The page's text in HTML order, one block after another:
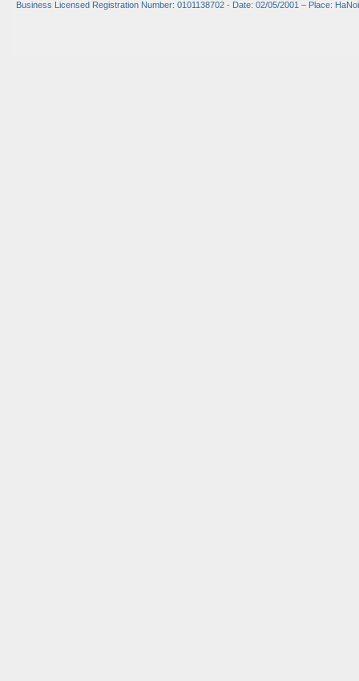
Business Licensed Registration Number: 0101138702 - Date: 02/05/2001 – Place: